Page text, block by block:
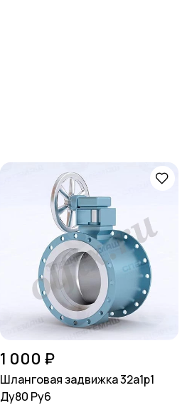
1 000 ₽
Шланговая задвижка 32а1р1
Ду80 Ру6